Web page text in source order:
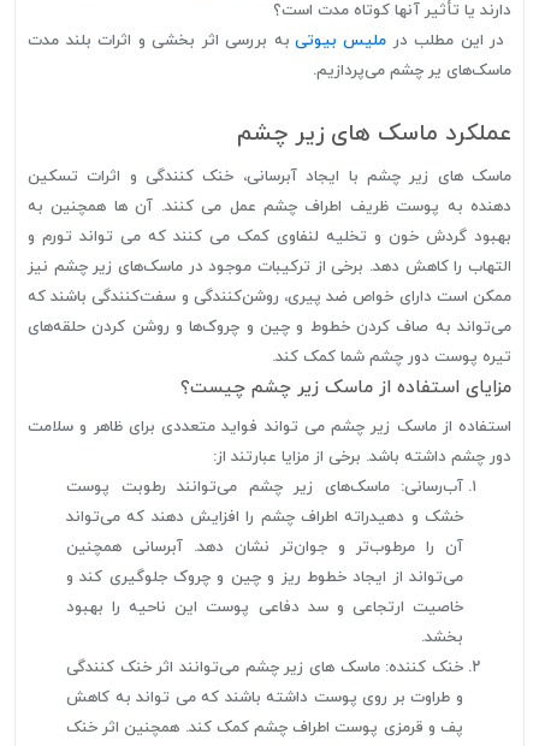
دارند یا تأثیر آنها کوتاه مدت است؟
در این مطلب در ملیس بیوتی به بررسی اثر بخشی و اثرات بلند مدت
ماسک‌های یر چشم می‌پردازیم.
عملکرد ماسک های زیر چشم
ماسک های زیر چشم با ایجاد آبرسانی، خنک کنندگی و اثرات تسکین
دهنده به پوست ظریف اطراف چشم عمل می کنند. آن ها همچنین به
بهبود گردش خون و تخلیه لنفاوی کمک می کنند که می تواند تورم و
التهاب را کاهش دهد. برخی از ترکیبات موجود در ماسک‌های زیر چشم نیز
ممکن است دارای خواص ضد پیری، روشن‌کنندگی و سفت‌کنندگی باشند که
می‌تواند به صاف کردن خطوط و چین و چروک‌ها و روشن کردن حلقه‌های
تیره پوست دور چشم شما کمک کند.
مزایای استفاده از ماسک زیر چشم چیست؟
استفاده از ماسک زیر چشم می تواند فواید متعددی برای ظاهر و سلامت
دور چشم داشته باشد. برخی از مزایا عبارتند از:
آب‌رسانی: ماسک‌های زیر چشم می‌توانند رطوبت پوست
خشک و دهیدراته اطراف چشم را افزایش دهند که می‌تواند
آن را مرطوب‌تر و جوان‌تر نشان دهد. آبرسانی همچنین
می‌تواند از ایجاد خطوط ریز و چین و چروک جلوگیری کند و
خاصیت ارتجاعی و سد دفاعی پوست این ناحیه را بهبود
بخشد.
خنک کننده: ماسک های زیر چشم می‌توانند اثر خنک کنندگی
و طراوت بر روی پوست داشته باشند که می تواند به کاهش
پف و قرمزی پوست اطراف چشم کمک کند. همچنین اثر خنک